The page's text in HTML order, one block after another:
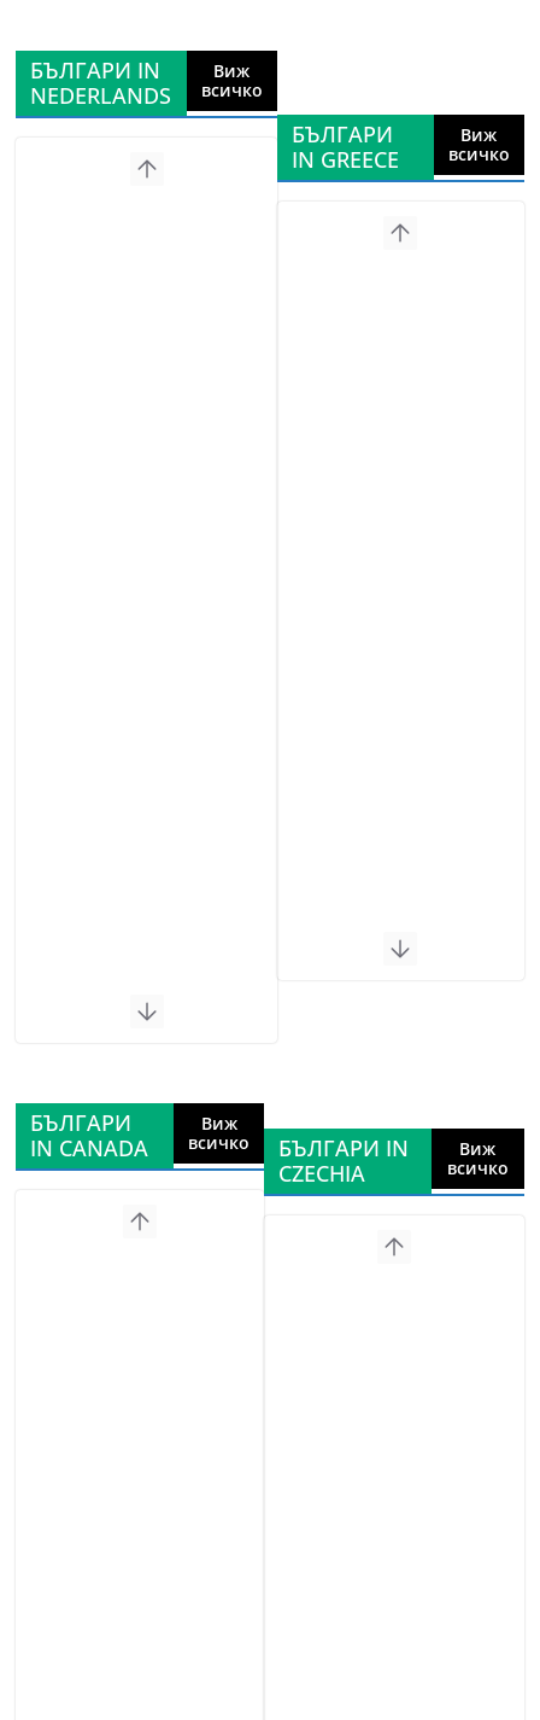
БЪЛГАРИ IN
NEDERLANDS
Виж
всичко
БЪЛГАРИ
IN GREECE
Виж
всичко
БЪЛГАРИ
IN CANADA
Виж
всичко
БЪЛГАРИ IN
CZECHIA
Виж
всичко